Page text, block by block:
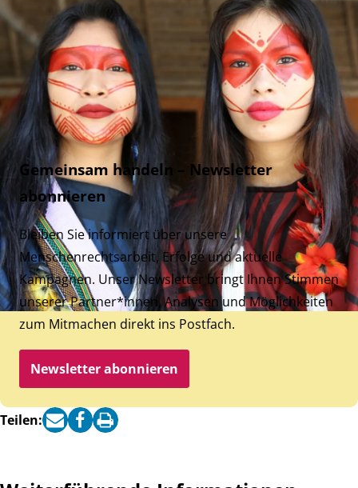
Gemeinsam handeln – Newsletter
abonnieren
Bleiben Sie informiert über unsere
Menschenrechtsarbeit, Erfolge und aktuelle
Kampagnen. Unser Newsletter bringt Ihnen Stimmen
unserer Partner*innen, Analysen und Möglichkeiten
zum Mitmachen direkt ins Postfach.
Newsletter abonnieren
Teilen: